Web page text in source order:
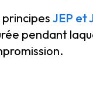
principes JEP et
pendant